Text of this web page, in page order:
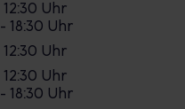
Uhr
18:30 Uhr
Uhr
Uhr
18:30 Uhr